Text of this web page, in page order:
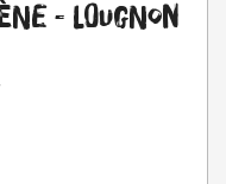
- Lougnon